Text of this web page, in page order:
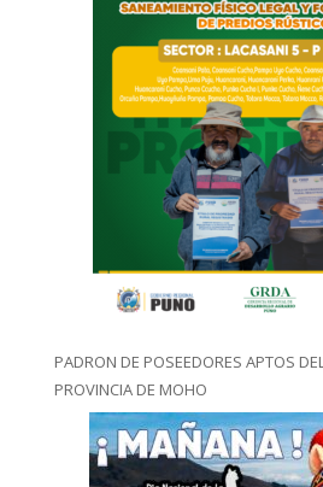
PADRON DE POSEEDORES APTOS
PROVINCIA DE MOHO